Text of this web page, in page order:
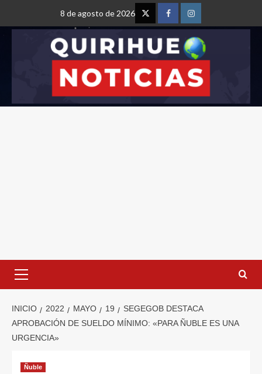
8 de agosto de 2026
INICIO 2022 MAYO 19
SEGEGOB DESTACA
APROBACIÓN DE SUELDO MÍNIMO: «PARA ÑUBLE ES UNA
URGENCIA»
Ñuble